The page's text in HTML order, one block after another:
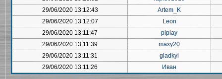
29/06/2020 13:12:43
Artem_K
29/06/2020 13:12:07
Leon
29/06/2020 13:11:47
piplay
29/06/2020 13:11:39
maxy20
29/06/2020 13:11:31
gladkyi
29/06/2020 13:11:26
Иван